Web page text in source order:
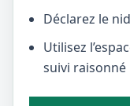
Déclarez le
Utilisez
suivi raisonné